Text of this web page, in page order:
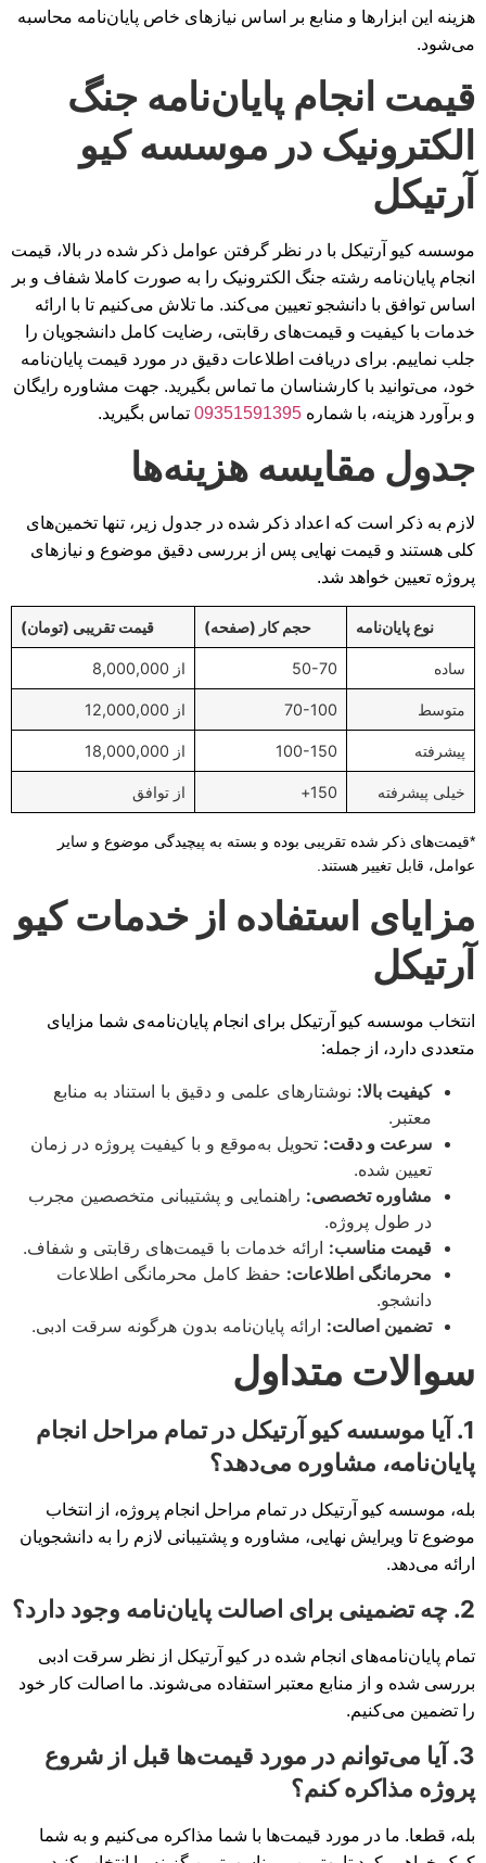
هزینه این ابزارها و منابع بر اساس نیازهای خاص پایان‌نامه محاسبه
می‌شود.
قیمت انجام پایان‌نامه جنگ
الکترونیک در موسسه کیو
آرتیکل
موسسه کیو آرتیکل با در نظر گرفتن عوامل ذکر شده در بالا، قیمت
انجام پایان‌نامه رشته جنگ الکترونیک را به صورت کاملا شفاف و بر
اساس توافق با دانشجو تعیین می‌کند. ما تلاش می‌کنیم تا با ارائه
خدمات با کیفیت و قیمت‌های رقابتی، رضایت کامل دانشجویان را
جلب نماییم. برای دریافت اطلاعات دقیق در مورد قیمت پایان‌نامه
خود، می‌توانید با کارشناسان ما تماس بگیرید. جهت مشاوره رایگان
و برآورد هزینه، با شماره 09351591395 تماس بگیرید.
جدول مقایسه هزینه‌ها
لازم به ذکر است که اعداد ذکر شده در جدول زیر، تنها تخمین‌های
کلی هستند و قیمت نهایی پس از بررسی دقیق موضوع و نیازهای
پروژه تعیین خواهد شد.
نوع پایان‌نامه حجم کار (صفحه) قیمت تقریبی (تومان)
ساده 50-70 از 8,000,000
متوسط 70-100 از 12,000,000
پیشرفته 100-150 از 18,000,000
خیلی پیشرفته 150+ از توافق
*قیمت‌های ذکر شده تقریبی بوده و بسته به پیچیدگی موضوع و سایر
عوامل، قابل تغییر هستند.
مزایای استفاده از خدمات کیو
آرتیکل
انتخاب موسسه کیو آرتیکل برای انجام پایان‌نامه‌ی شما مزایای
متعددی دارد، از جمله:
کیفیت بالا: نوشتارهای علمی و دقیق با استناد به منابع
معتبر.
سرعت و دقت: تحویل به‌موقع و با کیفیت پروژه در زمان
تعیین شده.
مشاوره تخصصی: راهنمایی و پشتیبانی متخصصین مجرب
در طول پروژه.
قیمت مناسب: ارائه خدمات با قیمت‌های رقابتی و شفاف.
محرمانگی اطلاعات: حفظ کامل محرمانگی اطلاعات
دانشجو.
تضمین اصالت: ارائه پایان‌نامه بدون هرگونه سرقت ادبی.
سوالات متداول
1. آیا موسسه کیو آرتیکل در تمام مراحل انجام
پایان‌نامه، مشاوره می‌دهد؟
بله، موسسه کیو آرتیکل در تمام مراحل انجام پروژه، از انتخاب
موضوع تا ویرایش نهایی، مشاوره و پشتیبانی لازم را به دانشجویان
ارائه می‌دهد.
2. چه تضمینی برای اصالت پایان‌نامه وجود دارد؟
تمام پایان‌نامه‌های انجام شده در کیو آرتیکل از نظر سرقت ادبی
بررسی شده و از منابع معتبر استفاده می‌شوند. ما اصالت کار خود
را تضمین می‌کنیم.
3. آیا می‌توانم در مورد قیمت‌ها قبل از شروع
پروژه مذاکره کنم؟
بله، قطعا. ما در مورد قیمت‌ها با شما مذاکره می‌کنیم و به شما